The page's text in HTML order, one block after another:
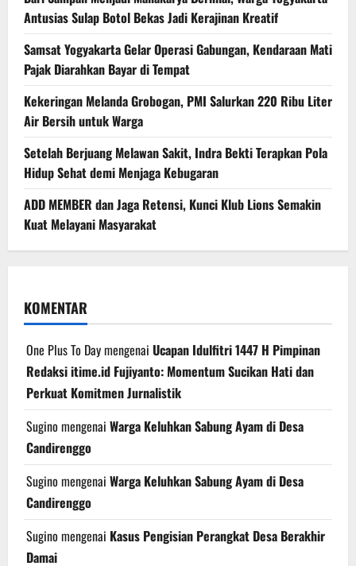
Antusias Sulap Botol Bekas Jadi Kerajinan Kreatif
Samsat Yogyakarta Gelar Operasi Gabungan, Kendaraan Mati
Pajak Diarahkan Bayar di Tempat
Kekeringan Melanda Grobogan, PMI Salurkan 220 Ribu Liter
Air Bersih untuk Warga
Setelah Berjuang Melawan Sakit, Indra Bekti Terapkan Pola
Hidup Sehat demi Menjaga Kebugaran
ADD MEMBER dan Jaga Retensi, Kunci Klub Lions Semakin
Kuat Melayani Masyarakat
KOMENTAR
One Plus To Daymengenai Ucapan Idulfitri 1447 H Pimpinan
Redaksi itime.id Fujiyanto: Momentum Sucikan Hati dan
Perkuat Komitmen Jurnalistik
Sugino mengenai Warga Keluhkan Sabung Ayam di Desa
Candirenggo
Sugino mengenai Warga Keluhkan Sabung Ayam di Desa
Candirenggo
Sugino mengenai Kasus Pengisian Perangkat Desa Berakhir
Damai